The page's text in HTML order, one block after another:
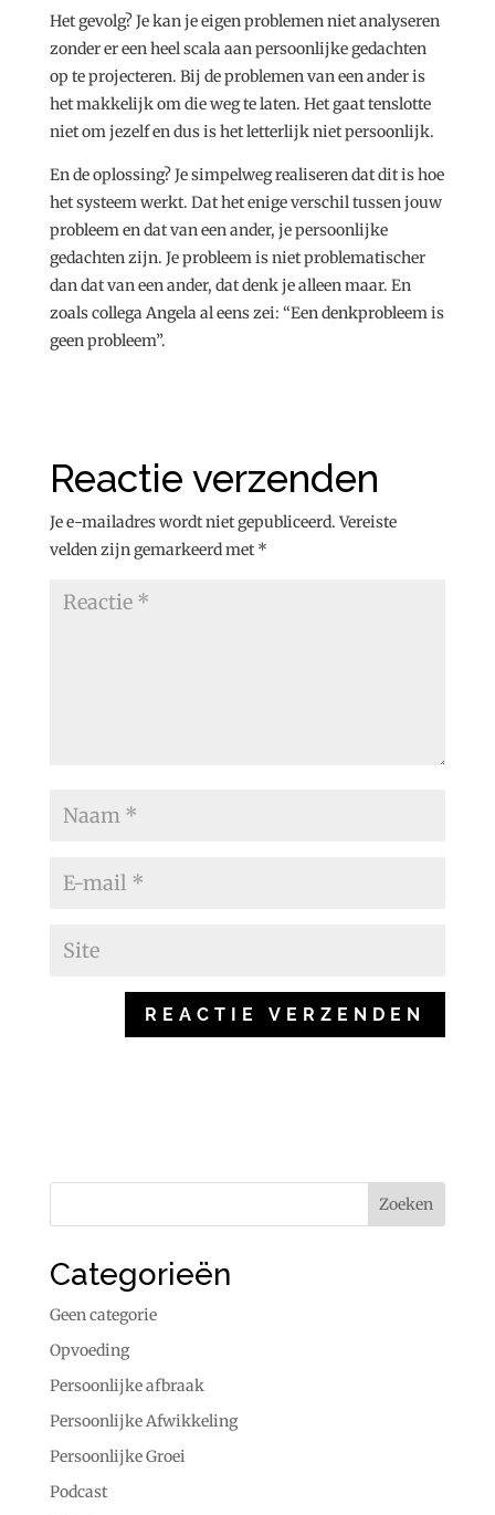
Het gevolg? Je kan je eigen problemen niet analyseren
zonder er een heel scala aan persoonlijke gedachten
op te projecteren. Bij de problemen van een ander is
het makkelijk om die weg te laten. Het gaat tenslotte
niet om jezelf en dus is het letterlijk niet persoonlijk.
En de oplossing? Je simpelweg realiseren dat dit is hoe
het systeem werkt. Dat het enige verschil tussen jouw
probleem en dat van een ander, je persoonlijke
gedachten zijn. Je probleem is niet problematischer
dan dat van een ander, dat denk je alleen maar. En
zoals collega Angela al eens zei: “Een denkprobleem is
geen probleem”.
Reactie verzenden
Je e-mailadres wordt niet gepubliceerd. Vereiste
velden zijn gemarkeerd met *
Categorieën
Geen categorie
Opvoeding
Persoonlijke afbraak
Persoonlijke Afwikkeling
Persoonlijke Groei
Podcast